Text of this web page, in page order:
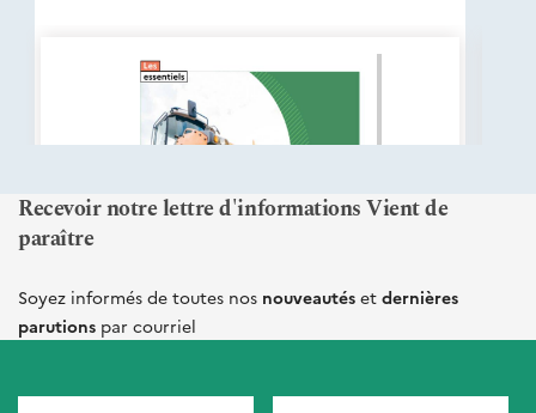
Recevoir notre lettre d'informations Vient de
paraître
Soyez informés de toutes nos nouveautés et dernières
parutions par courriel